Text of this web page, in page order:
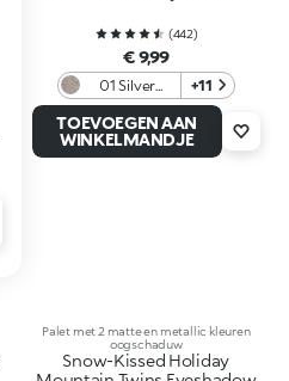
(442)
€ 9,99
01 Silver
Champagne
+11
TOEVOEGEN AAN
WINKELMANDJE
Palet met 2 matte en metallic kleuren
oogschaduw
Snow-Kissed Holiday